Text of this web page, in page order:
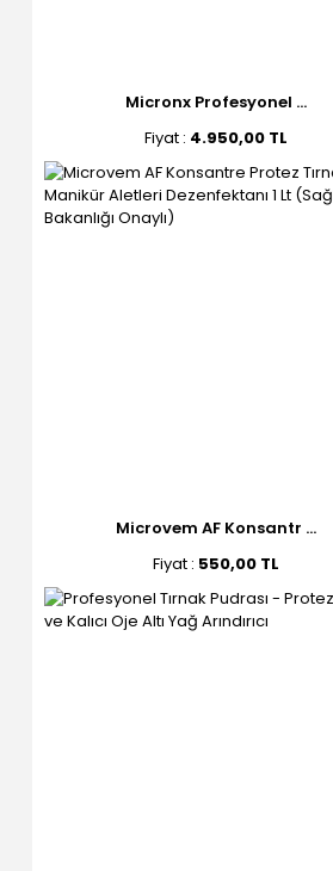
Micronx Profesyonel ...
Fiyat : 4.950,00 TL
Microvem AF Konsantr ...
Fiyat : 550,00 TL